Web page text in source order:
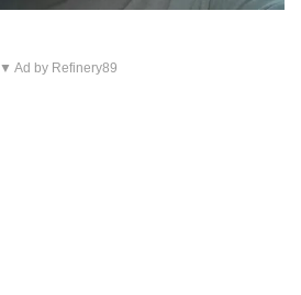
▼ Ad by Refinery89